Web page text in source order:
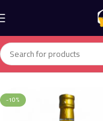
Home
-10%